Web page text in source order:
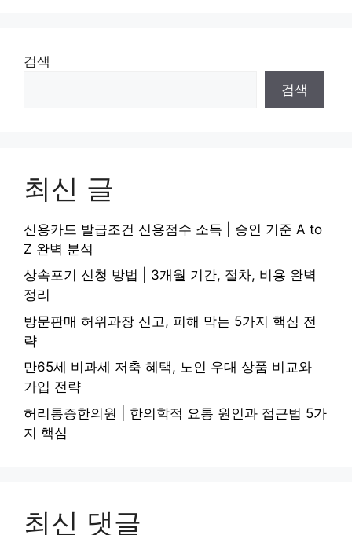
검색
검색
최신 글
신용카드 발급조건 신용점수 소득 | 승인 기준 A to
Z 완벽 분석
상속포기 신청 방법 | 3개월 기간, 절차, 비용 완벽
정리
방문판매 허위과장 신고, 피해 막는 5가지 핵심 전
략
만65세 비과세 저축 혜택, 노인 우대 상품 비교와
가입 전략
허리통증한의원 | 한의학적 요통 원인과 접근법 5가
지 핵심
최신 댓글